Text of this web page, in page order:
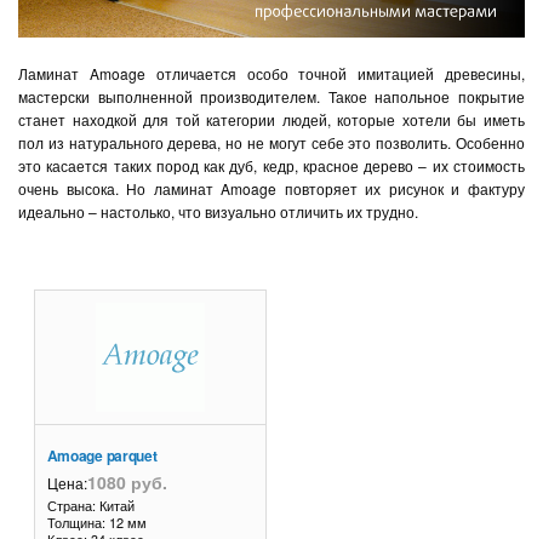
Ламинат Amoage отличается особо точной имитацией древесины,
мастерски выполненной производителем. Такое напольное покрытие
станет находкой для той категории людей, которые хотели бы иметь
пол из натурального дерева, но не могут себе это позволить. Особенно
это касается таких пород как дуб, кедр, красное дерево – их стоимость
очень высока. Но ламинат Amoage повторяет их рисунок и фактуру
идеально – настолько, что визуально отличить их трудно.
Amoage parquet
Цена:1080 руб.
Страна: Китай
Толщина: 12 мм